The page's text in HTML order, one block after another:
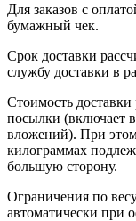
Для заказов с
бумажный чек.
Срок доставки
службу доставки в
Стоимость доставки
посылки (включает
вложений). При
килограммах
большую сторону.
Ограничения по
автоматически при